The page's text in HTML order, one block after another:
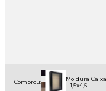
Comprou:
Moldura
- 1,5x4,5